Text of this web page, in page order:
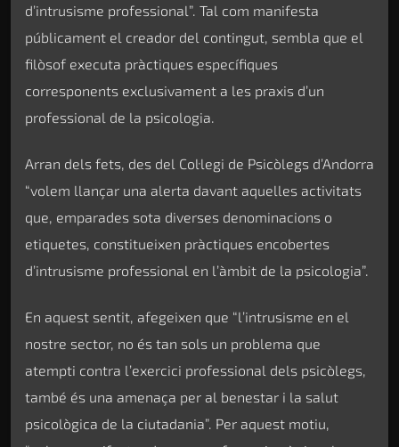
d’intrusisme professional”. Tal com manifesta
públicament el creador del contingut, sembla que el
filòsof executa pràctiques específiques
corresponents exclusivament a les praxis d’un
professional de la psicologia.
Arran dels fets, des del Col·legi de Psicòlegs d’Andorra
“volem llançar una alerta davant aquelles activitats
que, emparades sota diverses denominacions o
etiquetes, constitueixen pràctiques encobertes
d’intrusisme professional en l’àmbit de la psicologia”.
En aquest sentit, afegeixen que “l’intrusisme en el
nostre sector, no és tan sols un problema que
atempti contra l’exercici professional dels psicòlegs,
també és una amenaça per al benestar i la salut
psicològica de la ciutadania”. Per aquest motiu,